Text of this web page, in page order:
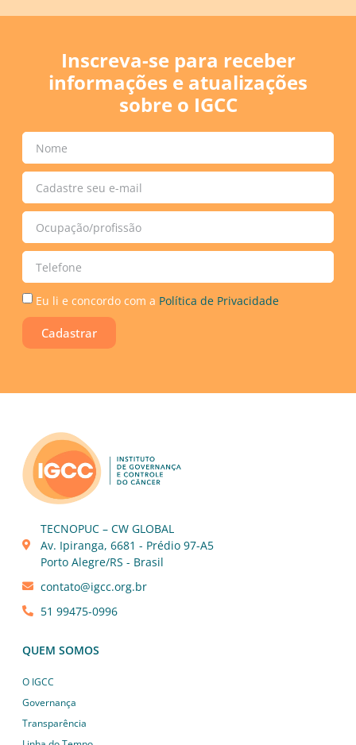
Inscreva-se para receber
informações e atualizações
sobre o IGCC
Eu li e concordo com a Política de Privacidade
Cadastrar
TECNOPUC – CW GLOBAL
Av. Ipiranga, 6681 - Prédio 97-A5
Porto Alegre/RS - Brasil
contato@igcc.org.br
51 99475-0996
QUEM SOMOS
O IGCC
Governança
Transparência